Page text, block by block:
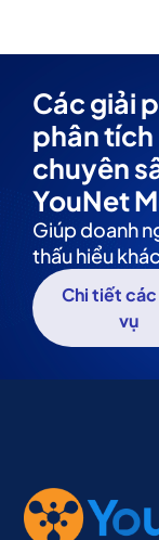
Các giải
phân tích
chuyên
YouNet
Giúp doanh
thấu hiểu
Chi tiết
vụ